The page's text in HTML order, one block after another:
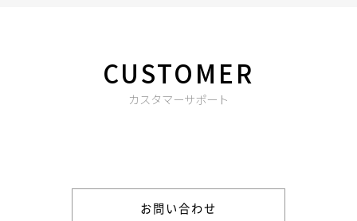
CUSTOMER
カスタマーサポート
お問い合わせ